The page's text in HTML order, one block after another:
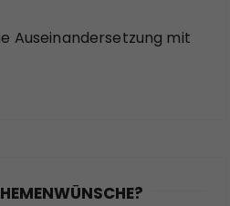
Auseinandersetzung mit